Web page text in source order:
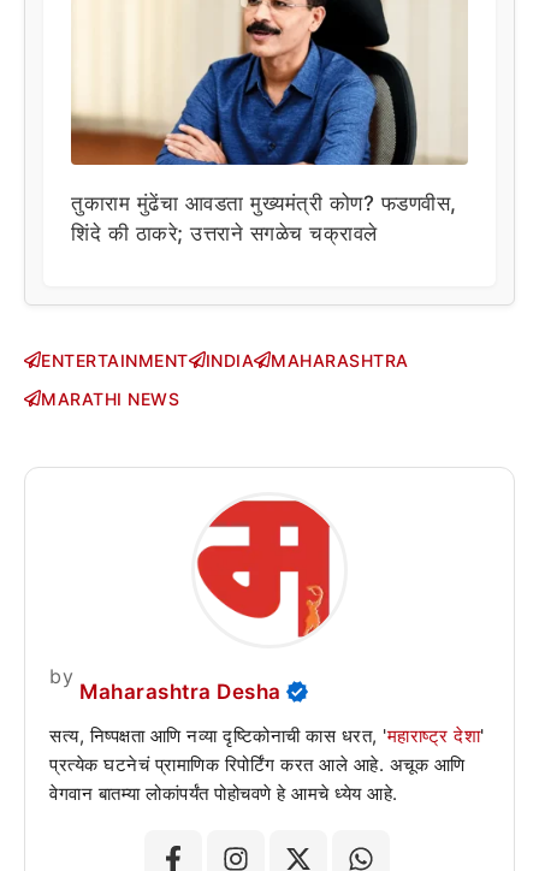
तुकाराम मुंढेंचा आवडता मुख्यमंत्री कोण? फडणवीस,
शिंदे की ठाकरे; उत्तराने सगळेच चक्रावले
ENTERTAINMENT INDIA
MAHARASHTRA
MARATHI NEWS
by
Maharashtra Desha
सत्य, निष्पक्षता आणि नव्या दृष्टिकोनाची कास धरत, 'महाराष्ट्र देशा'
प्रत्येक घटनेचं प्रामाणिक रिपोर्टिंग करत आले आहे. अचूक आणि
वेगवान बातम्या लोकांपर्यंत पोहोचवणे हे आमचे ध्येय आहे.